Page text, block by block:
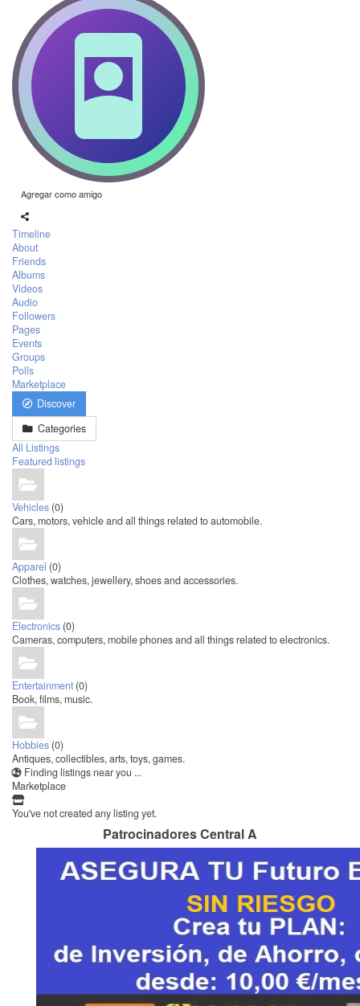
Agregar como amigo
Timeline
About
Friends
Albums
Videos
Audio
Followers
Pages
Events
Groups
Polls
Marketplace
Discover
Categories
All Listings
Featured listings
Vehicles (0)
Cars, motors, vehicle and all things related to automobile.
Apparel (0)
Clothes, watches, jewellery, shoes and accessories.
Electronics (0)
Cameras, computers, mobile phones and all things related to electronics.
Entertainment (0)
Book, films, music.
Hobbies (0)
Antiques, collectibles, arts, toys, games.
Finding listings near you ...
Marketplace
You've not created any listing yet.
Patrocinadores Central A